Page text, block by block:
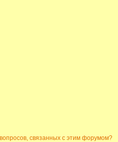
связанных с этим форумом?